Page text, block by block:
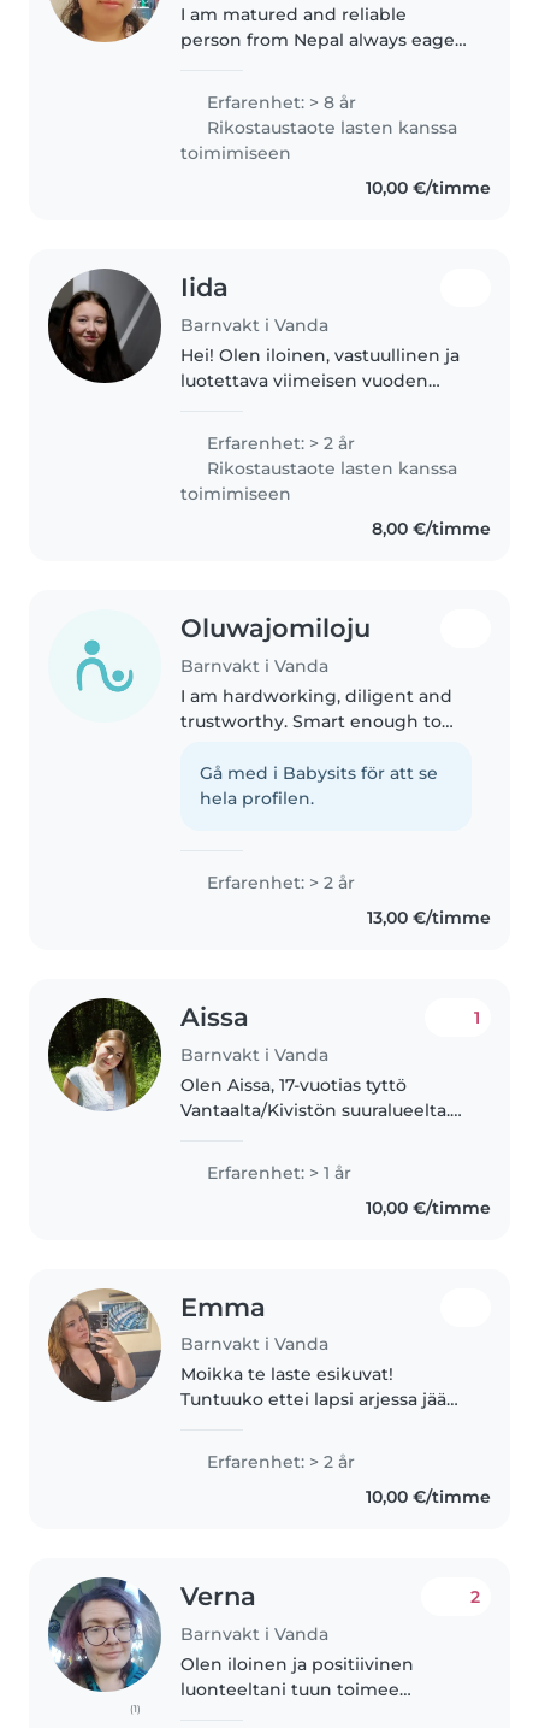
I am matured and reliable
person from Nepal always eager
my whole professional life I
worked in a school for 15 years
and also worked as nanny for 8
years..
Erfarenhet: > 8 år
Rikostaustaote lasten kanssa
toimimiseen
10,00 €/timme
Iida
Barnvakt i Vanda
Hei! Olen iloinen, vastuullinen ja
luotettava viimeisen vuoden
monipuolista kokemusta lasten
kanssa työskentelystä kolmessa
päiväkodissa, yhdessä..
Erfarenhet: > 2 år
Rikostaustaote lasten kanssa
toimimiseen
8,00 €/timme
Oluwajomiloju
Barnvakt i Vanda
I am hardworking, diligent and
trustworthy. Smart enough to
and I am really a pet person
especially cats.
Gå med i Babysits för att se
hela profilen.
Erfarenhet: > 2 år
13,00 €/timme
Aissa
Barnvakt i Vanda
1
Olen Aissa, 17-vuotias tyttö
Vantaalta/Kivistön suuralueelta.
viime lukuvuoden vaihto-
oppilaana USA:ssa, mutta ennen
sitä pidin kerhoa 6-12 vuotiaille..
Erfarenhet: > 1 år
10,00 €/timme
Emma
Barnvakt i Vanda
Moikka te laste esikuvat!
Tuntuuko ettei lapsi arjessa jää
vapaa-ajalle? Ei hätää voisin olla
esikuvat! Tuntuuko ettei..
Erfarenhet: > 2 år
10,00 €/timme
(1)
Verna
Barnvakt i Vanda
2
Olen iloinen ja positiivinen
luonteeltani tuun toimee